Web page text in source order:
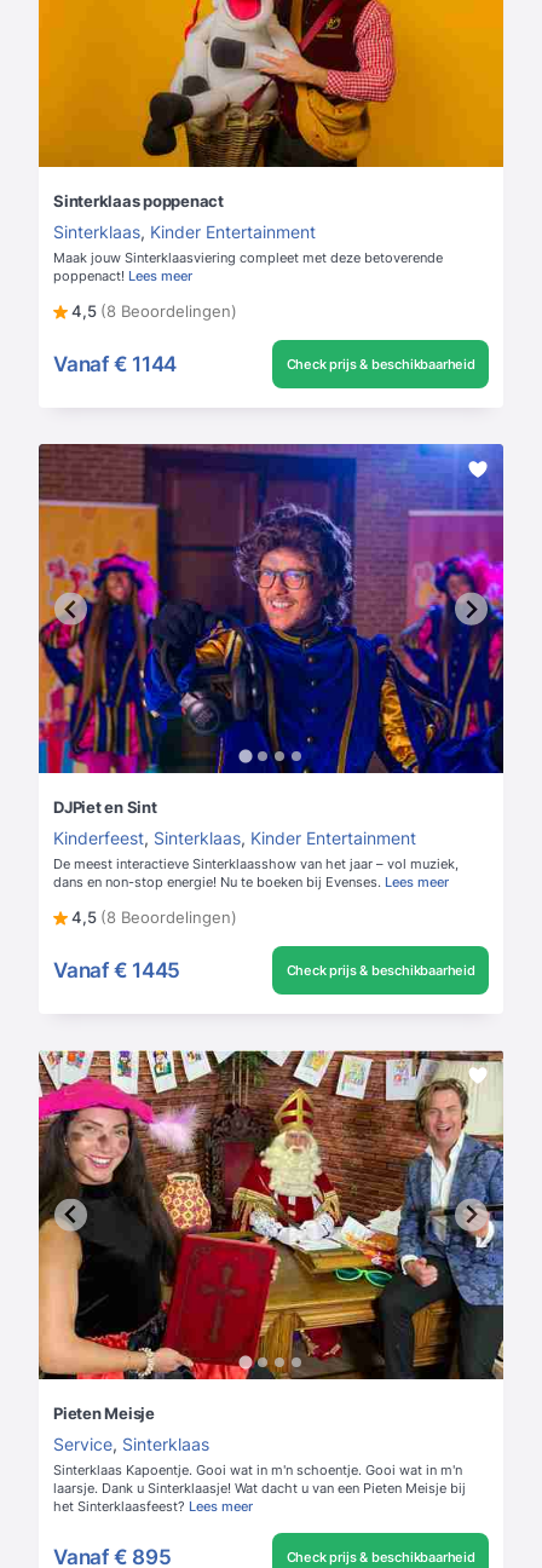
Sinterklaas poppenact
Sinterklaas, Kinder Entertainment
Maak jouw Sinterklaasviering compleet met deze betoverende
poppenact! Lees meer
4,5 (8 Beoordelingen)
Vanaf € 1144 Check prijs & beschikbaarheid
DJPiet en Sint
Kinderfeest, Sinterklaas, Kinder Entertainment
De meest interactieve Sinterklaasshow van het jaar – vol muziek,
dans en non-stop energie! Nu te boeken bij Evenses. Lees meer
4,5 (8 Beoordelingen)
Vanaf € 1445 Check prijs & beschikbaarheid
Pieten Meisje
Service, Sinterklaas
Sinterklaas Kapoentje. Gooi wat in m'n schoentje. Gooi wat in m'n
laarsje. Dank u Sinterklaasje! Wat dacht u van een Pieten Meisje bij
het Sinterklaasfeest? Lees meer
Vanaf € 895 Check prijs & beschikbaarheid